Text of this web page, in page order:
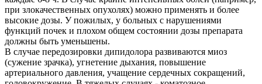
при злокачественных опухолях) можно применять и более
высокие дозы. У пожилых, у больных с нарушениями
функций почек и плохом общем состоянии дозы препарата
должны быть уменьшены.
В случае передозировки дипидолора развиваются миоз
(сужение зрачка), угнетение дыхания, повышение
артериального давления, учащение сердечных сокращений,